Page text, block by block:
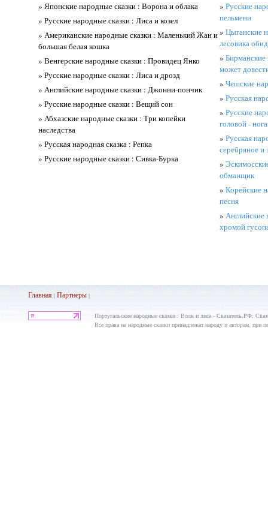
» Японские народные сказки : Ворона и облака
» Русские народные сказки : Лиса и козел
» Американские народные сказки : Маленький Жан и
большая белая кошка
» Венгерские народные сказки : Провидец Янко
» Русские народные сказки : Лиса и дрозд
» Английские народные сказки : Джонни-пончик
» Русские народные сказки : Вещий сон
» Абхазские народные сказки : Три копейки
наследства
» Русская народная сказка : Репка
» Русские народные сказки : Сивка-Бурка
» Русские
пельмени
» Цыганские
лесовика
» Бирманские
может
» Чешские
» Русская
» Русские
головой -
» Русская
серебряное и
»
обманщик
» Корейские
песня
»
хромой
Главная| Партнеры|
Португальские народные сказки : Волк и лиса - Сказатель.РФ:
Все права на народные сказки принадлежат народу и авторам, при